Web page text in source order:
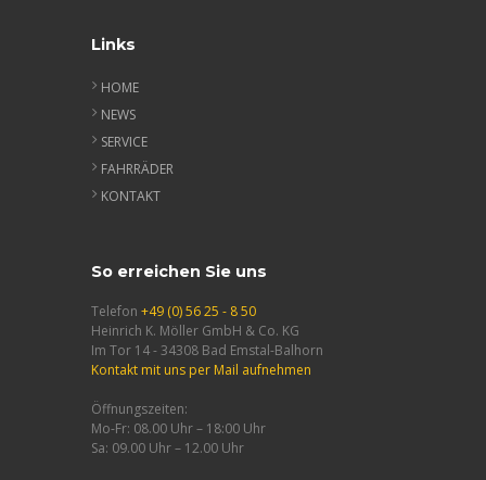
Links
HOME
NEWS
SERVICE
FAHRRÄDER
KONTAKT
So erreichen Sie uns
Telefon +49 (0) 56 25 - 8 50
Heinrich K. Möller GmbH & Co. KG
Im Tor 14 - 34308 Bad Emstal-Balhorn
Kontakt mit uns per Mail aufnehmen
Öffnungszeiten:
Mo-Fr: 08.00 Uhr – 18:00 Uhr
Sa: 09.00 Uhr – 12.00 Uhr